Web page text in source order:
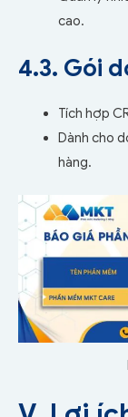
cao.
4.3. Gói
Tích hợp
Dành cho
hàng.